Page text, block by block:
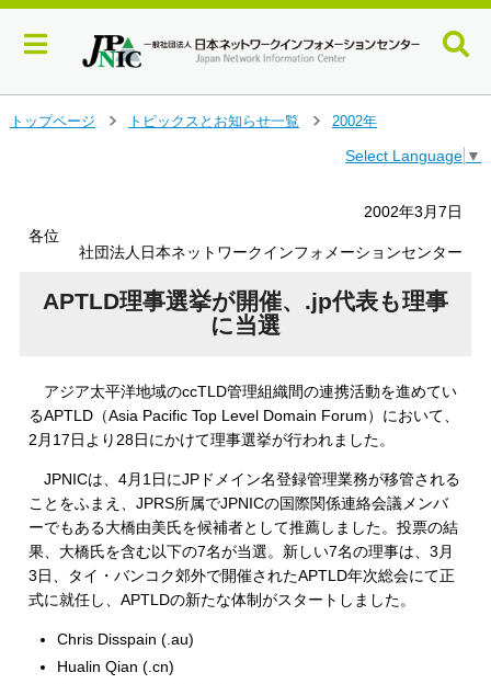
トップページ
トピックスとお知らせ一覧
2002年
Select Language ▼
2002年3月7日
各位
社団法人日本ネットワークインフォメーションセンター
APTLD理事選挙が開催、.jp代表も理事
に当選
アジア太平洋地域のccTLD管理組織間の連携活動を進めてい
るAPTLD（Asia Pacific Top Level Domain Forum）において、
2月17日より28日にかけて理事選挙が行われました。
JPNICは、4月1日にJPドメイン名登録管理業務が移管される
ことをふまえ、JPRS所属でJPNICの国際関係連絡会議メンバ
ーでもある大橋由美氏を候補者として推薦しました。投票の結
果、大橋氏を含む以下の7名が当選。新しい7名の理事は、3月
3日、タイ・バンコク郊外で開催されたAPTLD年次総会にて正
式に就任し、APTLDの新たな体制がスタートしました。
Chris Disspain (.au)
Hualin Qian (.cn)